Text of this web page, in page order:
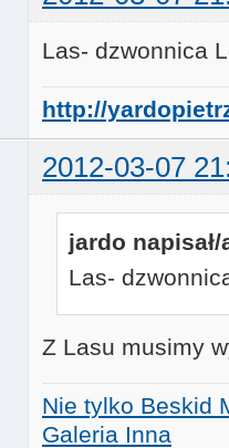
Las- dzwonnica
http://
2012-03-07
jardo napisał/
Las-
Z Lasu musimy
Nie tylko Beskid
Galeria Inna